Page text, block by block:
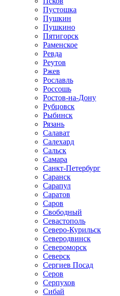
Пустошка
Пушкин
Пушкино
Пятигорск
Раменское
Ревда
Реутов
Ржев
Рославль
Россошь
Ростов-на-Дону
Рубцовск
Рыбинск
Рязань
Салават
Салехард
Сальск
Самара
Санкт-Петербург
Саранск
Сарапул
Саратов
Саров
Свободный
Севастополь
Северо-Курильск
Северодвинск
Североморск
Северск
Сергиев Посад
Серов
Серпухов
Сибай